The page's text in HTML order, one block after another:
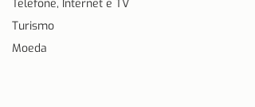
Telefone, Internet e TV
Turismo
Moeda